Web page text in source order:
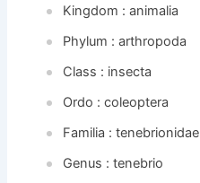
Kingdom : animalia
Phylum : arthropoda
Class : insecta
Ordo : coleoptera
Familia : tenebrionidae
Genus : tenebrio